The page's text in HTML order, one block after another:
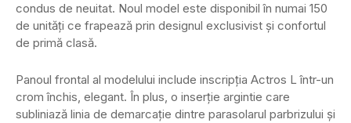
condus de neuitat. Noul model este disponibil în numai 150
de unități ce frapează prin designul exclusivist și confortul
de primă clasă.
Panoul frontal al modelului include inscripția Actros L într-un
crom închis, elegant. În plus, o inserție argintie care
subliniază linia de demarcație dintre parasolarul parbrizului și